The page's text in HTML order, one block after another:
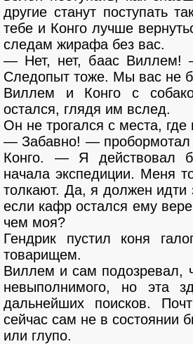
другие станут поступать
тебе и Конго лучше
следам жирафа без вас.
— Нет, нет, баас Виллем!
Следопыт тоже. Мы вас не
Виллем и Конго с
остался, глядя им вслед.
Он не трогался с места,
— Забавно! — пробормотал
Конго. — Я действовал
начала экспедиции. Меня
толкают. Да, я должен идти
если кафр остался ему
чем моя?
Гендрик пустил коня
товарищем.
Виллем и сам подозревал,
невыполнимого, но эта
дальнейших поисков.
сейчас сам не в состоянии
или глупо.